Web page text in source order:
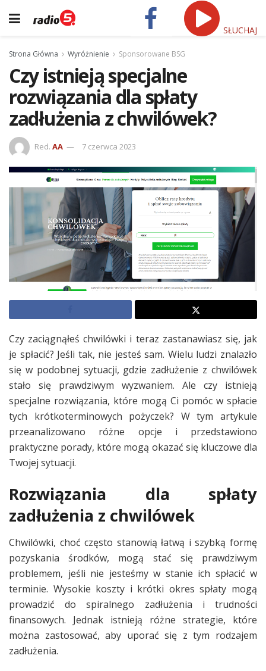
SŁUCHAJ
Strona Główna Wyróżnienie Sponsorowane BSG
Czy istnieją specjalne
rozwiązania dla spłaty
zadłużenia z chwilówek?
Red. AA 7 czerwca 2023
Czy zaciągnąłeś chwilówki i teraz zastanawiasz się, jak
je spłacić? Jeśli tak, nie jesteś sam. Wielu ludzi znalazło
się w podobnej sytuacji, gdzie zadłużenie z chwilówek
stało się prawdziwym wyzwaniem. Ale czy istnieją
specjalne rozwiązania, które mogą Ci pomóc w spłacie
tych krótkoterminowych pożyczek? W tym artykule
przeanalizowano różne opcje i przedstawiono
praktyczne porady, które mogą okazać się kluczowe dla
Twojej sytuacji.
Rozwiązania dla spłaty
zadłużenia z chwilówek
Chwilówki, choć często stanowią łatwą i szybką formę
pozyskania środków, mogą stać się prawdziwym
problemem, jeśli nie jesteśmy w stanie ich spłacić w
terminie. Wysokie koszty i krótki okres spłaty mogą
prowadzić do spiralnego zadłużenia i trudności
finansowych. Jednak istnieją różne strategie, które
można zastosować, aby uporać się z tym rodzajem
zadłużenia.